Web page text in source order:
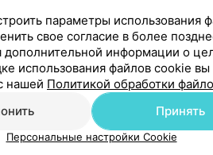
параметры использования
свое согласие в более
дополнительной информации о
использования файлов cookie
нашей Политикой обработки
Принять
Персональные настройки Cookie